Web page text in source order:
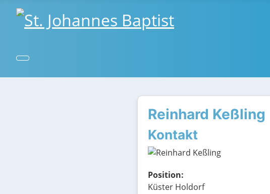
Reinhard Keßling
Kontakt
Position:
Küster Holdorf